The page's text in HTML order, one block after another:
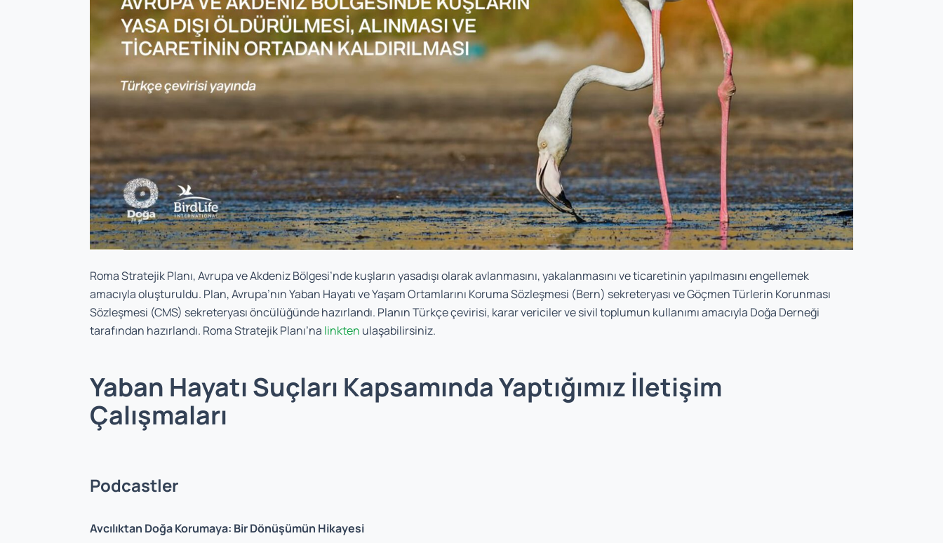
Roma Stratejik Planı, Avrupa ve Akdeniz Bölgesi’nde kuşların yasadışı olarak avlanmasını, yakalanmasını ve ticaretinin yapılmasını engellemek
amacıyla oluşturuldu. Plan, Avrupa’nın Yaban Hayatı ve Yaşam Ortamlarını Koruma Sözleşmesi (Bern) sekreteryası ve Göçmen Türlerin Korunması
Sözleşmesi (CMS) sekreteryası öncülüğünde hazırlandı. Planın Türkçe çevirisi, karar vericiler ve sivil toplumun kullanımı amacıyla Doğa Derneği
tarafından hazırlandı. Roma Stratejik Planı’na linkten ulaşabilirsiniz.
Yaban Hayatı Suçları Kapsamında Yaptığımız İletişim
Çalışmaları
Podcastler
Avcılıktan Doğa Korumaya: Bir Dönüşümün Hikayesi